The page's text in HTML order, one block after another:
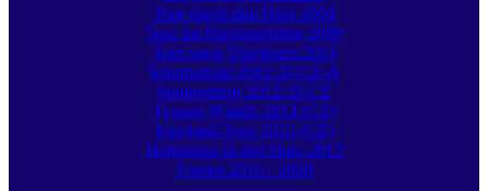
Tour durch den Harz 2004
Tour ins Riesengebirge 2009
Tour nach Thüringen 2011
Sommertour 2011: D-CZ-A
Sommertour 2012: D-CZ
Tyssaer Wände 2014 (CZ)
Egerland-Tour 2015 (CZ)
Herbsttour in den Harz 2015
Touren 2016 - 2020